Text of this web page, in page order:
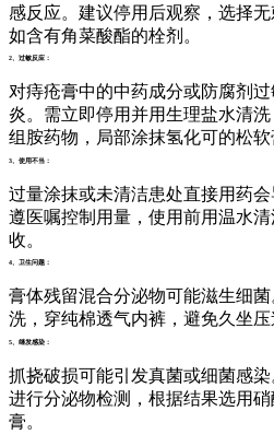
感反应。建议停用后观察，选择
如含有角菜酸酯的栓剂。
2、过敏反应：
对痔疮膏中的中药成分或防腐剂
炎。需立即停用并用生理盐水清
组胺药物，局部涂抹氢化可的松软
3、使用不当：
过量涂抹或未清洁患处直接用药
遵医嘱控制用量，使用前用温水
收。
4、卫生问题：
膏体残留混合分泌物可能滋生细
洗，穿纯棉透气内裤，避免久坐压
5、继发感染：
抓挠破损可能引发真菌或细菌感
进行分泌物检测，根据结果选用
膏。